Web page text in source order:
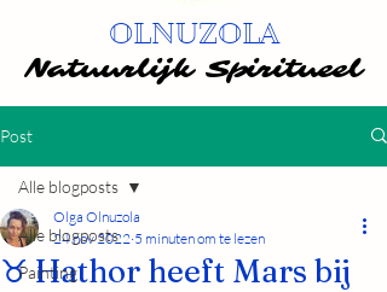
OLNUZOLA
Natuurlijk Spiritueel
Natuurlijk Spiritueel
Post
Alle blogposts
Painting
Alle blogposts
♉️ Hathor heeft Mars bij
Olga Olnuzola
24 nov 2022 5 minuten om te lezen